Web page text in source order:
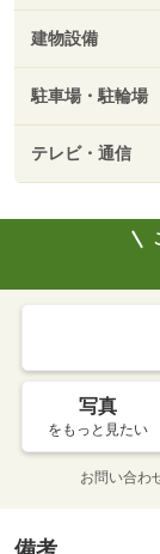
建物設備
駐車場・駐輪場
テレビ・通信
写真
をもっと見たい
お問い合わ